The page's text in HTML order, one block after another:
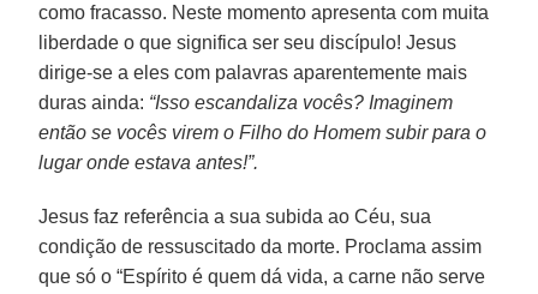
como fracasso. Neste momento apresenta com muita
liberdade o que significa ser seu discípulo! Jesus
dirige-se a eles com palavras aparentemente mais
duras ainda: “Isso escandaliza vocês? Imaginem
então se vocês virem o Filho do Homem subir para o
lugar onde estava antes!”.
Jesus faz referência a sua subida ao Céu, sua
condição de ressuscitado da morte. Proclama assim
que só o “Espírito é quem dá vida, a carne não serve